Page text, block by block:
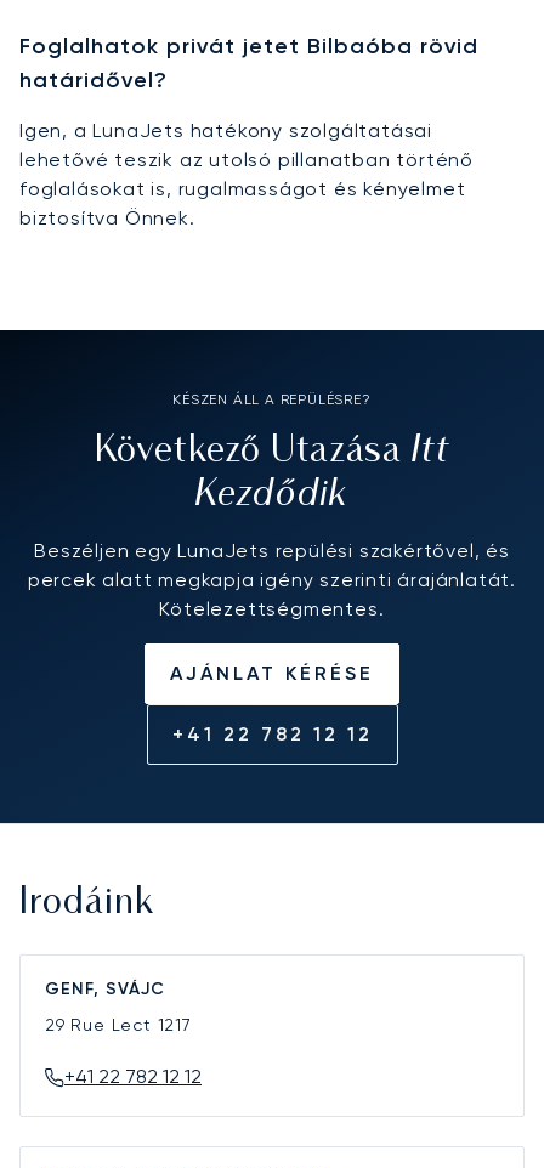
Foglalhatok privát jetet Bilbaóba rövid
határidővel?
Igen, a LunaJets hatékony szolgáltatásai
lehetővé teszik az utolsó pillanatban történő
foglalásokat is, rugalmasságot és kényelmet
biztosítva Önnek.
KÉSZEN ÁLL A REPÜLÉSRE?
Következő Utazása Itt
Kezdődik
Beszéljen egy LunaJets repülési szakértővel, és
percek alatt megkapja igény szerinti árajánlatát.
Kötelezettségmentes.
AJÁNLAT KÉRÉSE
+41 22 782 12 12
Irodáink
GENF, SVÁJC
29 Rue Lect 1217
+41 22 782 12 12